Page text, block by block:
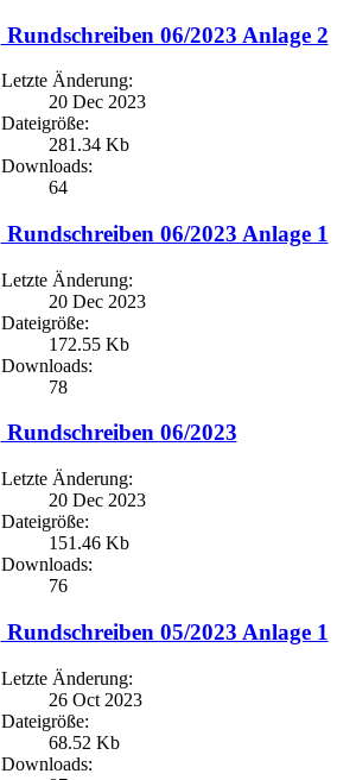
Rundschreiben 06/2023 Anlage 2
Letzte Änderung:
20 Dec 2023
Dateigröße:
281.34 Kb
Downloads:
64
Rundschreiben 06/2023 Anlage 1
Letzte Änderung:
20 Dec 2023
Dateigröße:
172.55 Kb
Downloads:
78
Rundschreiben 06/2023
Letzte Änderung:
20 Dec 2023
Dateigröße:
151.46 Kb
Downloads:
76
Rundschreiben 05/2023 Anlage 1
Letzte Änderung:
26 Oct 2023
Dateigröße:
68.52 Kb
Downloads: